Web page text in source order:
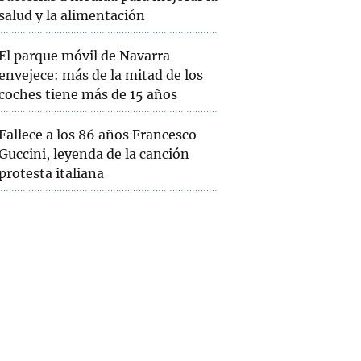
y la alimentación
parque móvil de Navarra
más de la mitad de los
tiene más de 15 años
a los 86 años Francesco
leyenda de la canción
italiana